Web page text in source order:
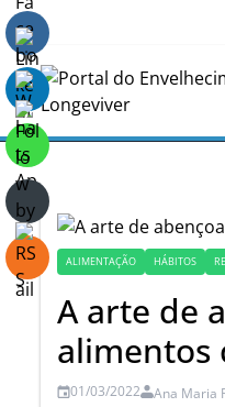
QUEM SOMOS
BLOGS
SEÇÕES
REVISTAS
CURSOS
LIVROS
ALIMENTAÇÃO HÁBITOS
A arte de
alimentos
01/03/2022 Ana Maria